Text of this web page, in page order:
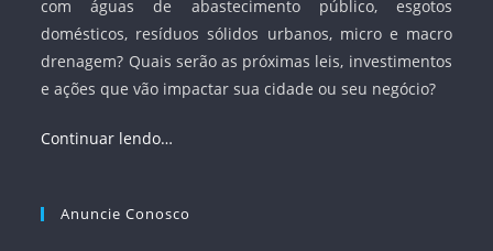
com águas de abastecimento público, esgotos
domésticos, resíduos sólidos urbanos, micro e macro
drenagem? Quais serão as próximas leis, investimentos
e ações que vão impactar sua cidade ou seu negócio?
Continuar lendo…
Anuncie Conosco